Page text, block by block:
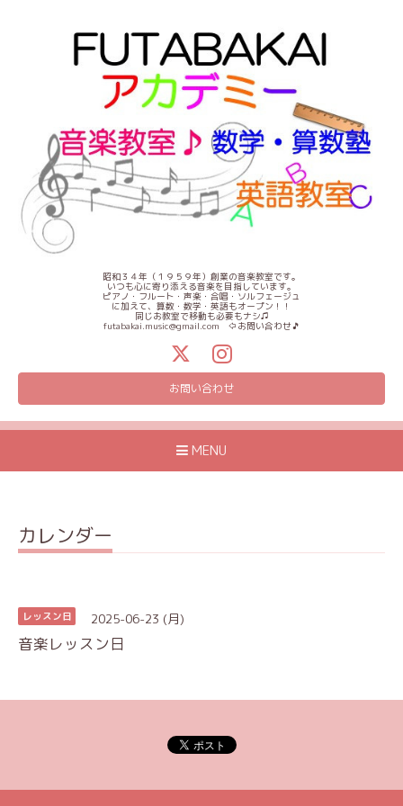
昭和３４年（１９５９年）創業の音楽教室です。
いつも心に寄り添える音楽を目指しています。
ピアノ・フルート・声楽・合唱・ソルフェージュ
に加えて、算数・数学・英語もオープン！！
同じお教室で移動も必要もナシ♫
futabakai.music@gmail.com ⇦お問い合わせ🎵
お問い合わせ
MENU
カレンダー
レッスン日 2025-06-23 (月)
音楽レッスン日